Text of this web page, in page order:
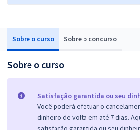
Sobre o curso Sobre o concurso
Sobre o curso
Satisfação garantida ou seu
Você poderá efetuar o
dinheiro de volta em até 7 dias.
satisfação garantida ou seu